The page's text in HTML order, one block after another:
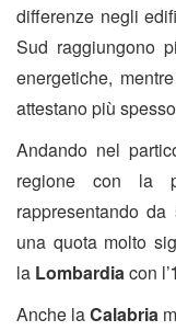
differenze negli
Sud raggiungono
energetiche,
attestano più
Andando nel
regione con la
rappresentando
una quota molto
la Lombardiacon l’
Anche laCalabria